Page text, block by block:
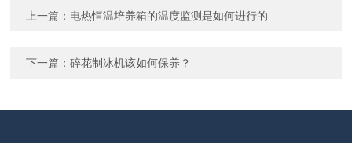
上一篇： 电热恒温培养箱的温度监测是如何进行的
下一篇：碎花制冰机该如何保养？